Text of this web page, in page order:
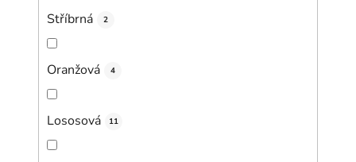
Stříbrná 2
Oranžová 4
Lososová 11